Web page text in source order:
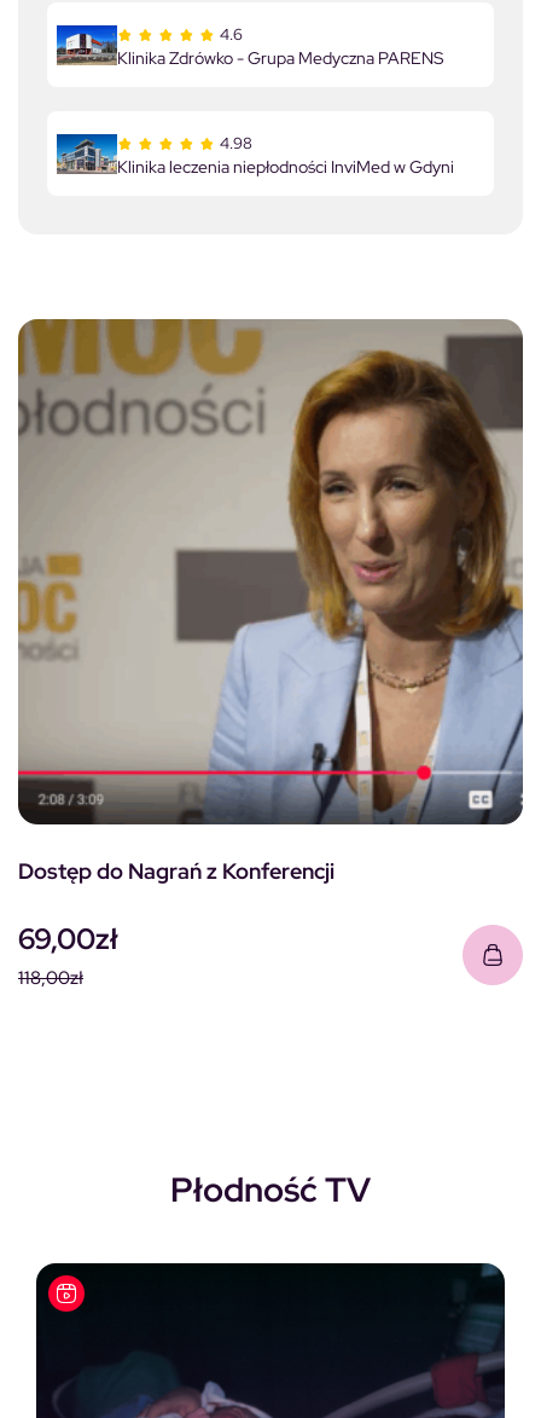
4.6
Klinika Zdrówko - Grupa Medyczna PARENS
4.98
Klinika leczenia niepłodności InviMed w Gdyni
Dostęp do Nagrań z Konferencji
118,00zł
69,00zł
Płodność TV